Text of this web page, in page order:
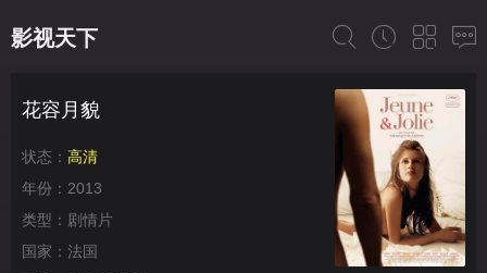
影视天下
花容月貌
状态： 高清
年份： 2013
类型： 剧情片
国家： 法国